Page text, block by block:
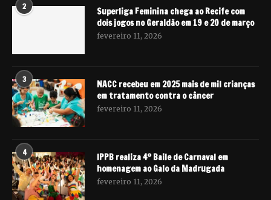
2
Superliga Feminina chega ao Recife com
dois jogos no Geraldão em 19 e 20 de março
fevereiro 11, 2026
3
NACC recebeu em 2025 mais de mil crianças
em tratamento contra o câncer
fevereiro 11, 2026
4
IPPB realiza 4º Baile de Carnaval em
homenagem ao Galo da Madrugada
fevereiro 11, 2026